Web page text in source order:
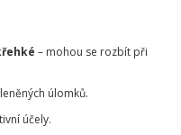
– mohou se rozbít při
úlomků.
účely.